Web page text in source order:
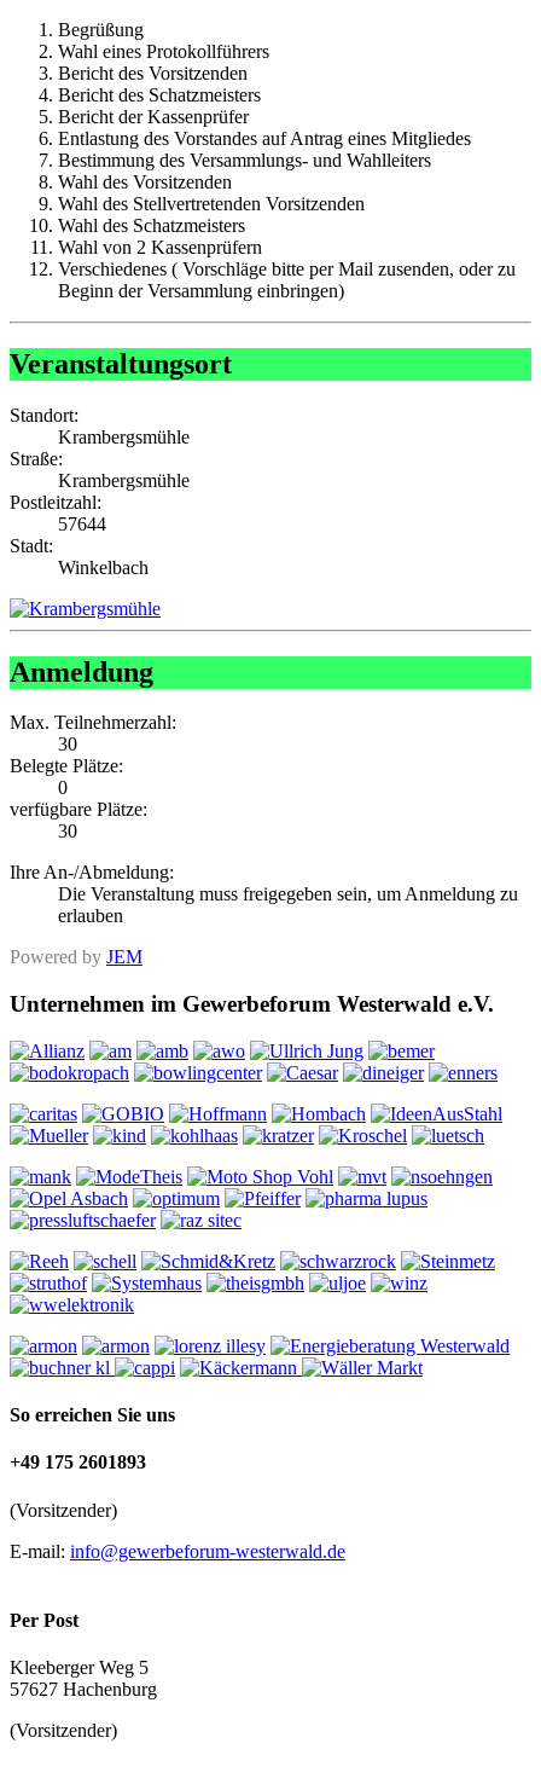
Begrüßung
Wahl eines Protokollführers
Bericht des Vorsitzenden
Bericht des Schatzmeisters
Bericht der Kassenprüfer
Entlastung des Vorstandes auf Antrag eines Mitgliedes
Bestimmung des Versammlungs- und Wahlleiters
Wahl des Vorsitzenden
Wahl des Stellvertretenden Vorsitzenden
Wahl des Schatzmeisters
Wahl von 2 Kassenprüfern
Verschiedenes ( Vorschläge bitte per Mail zusenden, oder zu
Beginn der Versammlung einbringen)
Veranstaltungsort
Standort:
Krambergsmühle
Straße:
Krambergsmühle
Postleitzahl:
57644
Stadt:
Winkelbach
Anmeldung
Max. Teilnehmerzahl:
30
Belegte Plätze:
0
verfügbare Plätze:
30
Ihre An-/Abmeldung:
Die Veranstaltung muss freigegeben sein, um Anmeldung zu
erlauben
Powered by JEM
Unternehmen im Gewerbeforum Westerwald e.V.
So erreichen Sie uns
+49 175 2601893
(Vorsitzender)
E-mail: info@gewerbeforum-westerwald.de
Per Post
Kleeberger Weg 5
57627 Hachenburg
(Vorsitzender)